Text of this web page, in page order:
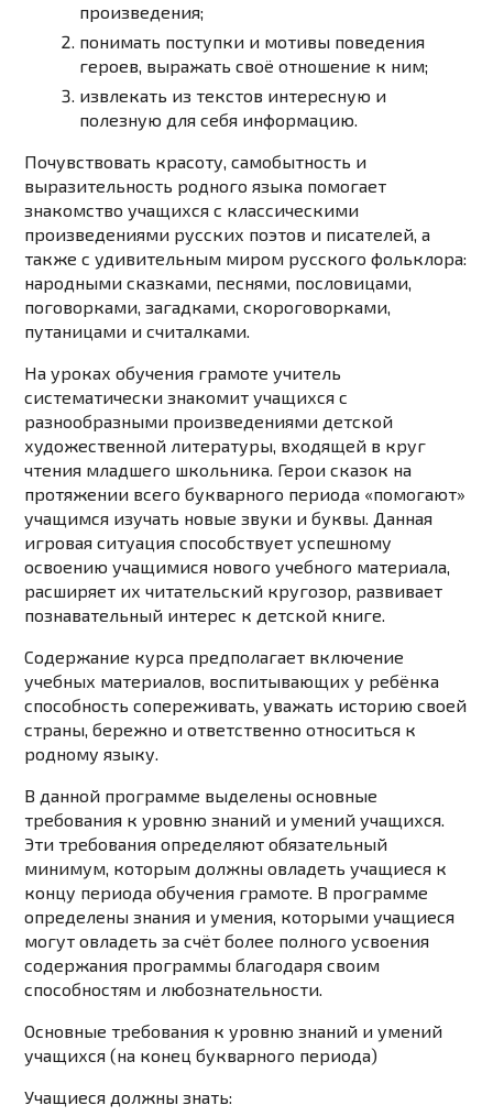
произведения;
понимать поступки и мотивы поведения
героев, выражать своё отношение к ним;
извлекать из текстов интересную и
полезную для себя информацию.
Почувствовать красоту, самобытность и
выразительность родного языка помогает
знакомство учащихся с классическими
произведениями русских поэтов и писателей, а
также с удивительным миром русского фольклора:
народными сказками, песнями, пословицами,
поговорками, загадками, скороговорками,
путаницами и считалками.
На уроках обучения грамоте учитель
систематически знакомит учащихся с
разнообразными произведениями детской
художественной литературы, входящей в круг
чтения младшего школьника. Герои сказок на
протяжении всего букварного периода «помогают»
учащимся изучать новые звуки и буквы. Данная
игровая ситуация способствует успешному
освоению учащимися нового учебного материала,
расширяет их читательский кругозор, развивает
познавательный интерес к детской книге.
Содержание курса предполагает включение
учебных материалов, воспитывающих у ребёнка
способность сопереживать, уважать историю своей
страны, бережно и ответственно относиться к
родному языку.
В данной программе выделены основные
требования к уровню знаний и умений учащихся.
Эти требования определяют обязательный
минимум, которым должны овладеть учащиеся к
концу периода обучения грамоте. В программе
определены знания и умения, которыми учащиеся
могут овладеть за счёт более полного усвоения
содержания программы благодаря своим
способностям и любознательности.
Основные требования к уровню знаний и умений
учащихся (на конец букварного периода)
Учащиеся должны знать: